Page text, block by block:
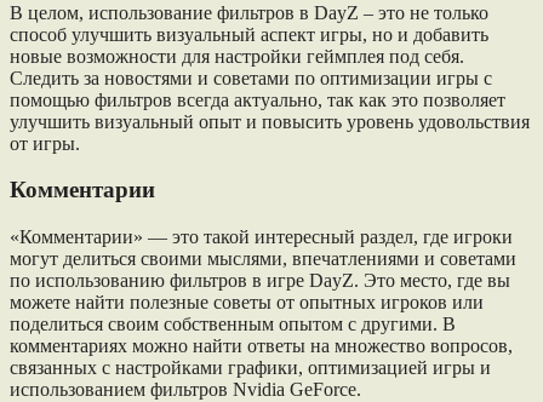
В целом, использование фильтров в DayZ – это не только
способ улучшить визуальный аспект игры, но и добавить
новые возможности для настройки геймплея под себя.
Следить за новостями и советами по оптимизации игры с
помощью фильтров всегда актуально, так как это позволяет
улучшить визуальный опыт и повысить уровень удовольствия
от игры.
Комментарии
«Комментарии» — это такой интересный раздел, где игроки
могут делиться своими мыслями, впечатлениями и советами
по использованию фильтров в игре DayZ. Это место, где вы
можете найти полезные советы от опытных игроков или
поделиться своим собственным опытом с другими. В
комментариях можно найти ответы на множество вопросов,
связанных с настройками графики, оптимизацией игры и
использованием фильтров Nvidia GeForce.